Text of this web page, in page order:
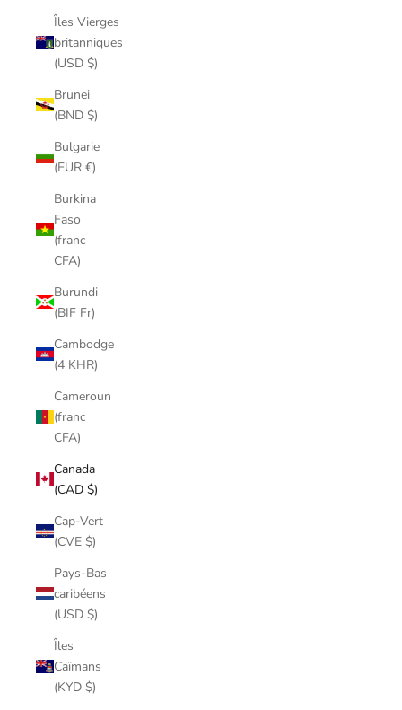
Îles Vierges
britanniques
(USD $)
Brunei
(BND $)
Bulgarie
(EUR €)
Burkina
Faso
(franc
CFA)
Burundi
(BIF Fr)
Cambodge
(4 KHR)
Cameroun
(franc
CFA)
Canada
(CAD $)
Cap-Vert
(CVE $)
Pays-Bas
caribéens
(USD $)
Îles
Caïmans
(KYD $)